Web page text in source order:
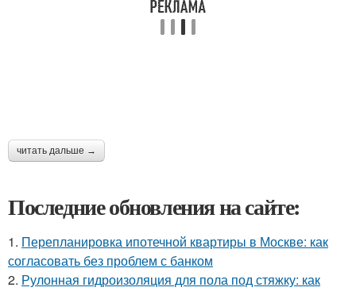
читать дальше →
Последние обновления на сайте:
1. Перепланировка ипотечной квартиры в Москве: как
согласовать без проблем с банком
2. Рулонная гидроизоляция для пола под стяжку: как